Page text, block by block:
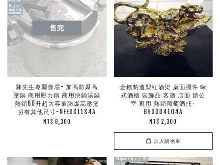
售完
陳先生專屬賣場- 加高防爆高
壓鍋 商用壓力鍋 商用快鍋湯鍋
熱銷60升超大容量防爆高壓煲
另有其他尺寸-NFE0011S4A
NT$ 8,300
金錢豹造型紅酒架 桌面擺件 歐
式酒櫃 裝飾品 客廳 店面 辦公
室 家用 熱銷葡萄酒托-
BHD004104A
NT$ 2,300
加入購物車